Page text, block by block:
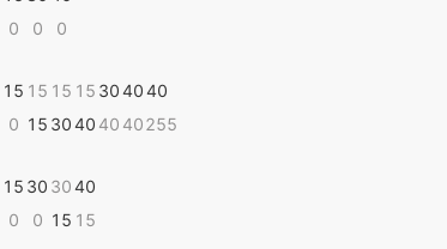
0
0
0
15
0
15
15
15
30
15
40
30
40
40
40
40
255
15
0
30
0
30
15
40
15